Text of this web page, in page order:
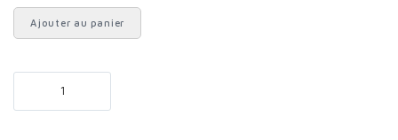
Ajouter au panier